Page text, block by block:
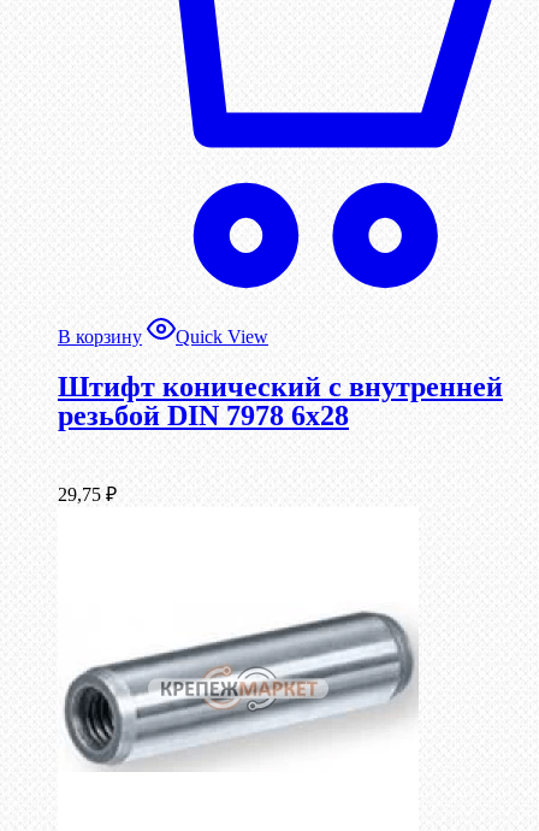
В корзину Quick View
Штифт конический с внутренней
резьбой DIN 7978 6х28
29,75 ₽